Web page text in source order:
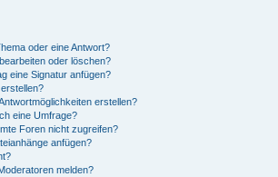
oder eine Antwort?
oder löschen?
eine Signatur anfügen?
erstellen?
eine Umfrage?
Foren nicht zugreifen?
anfügen?
melden?